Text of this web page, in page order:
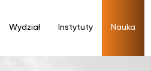
Wydział Instytuty Nauka